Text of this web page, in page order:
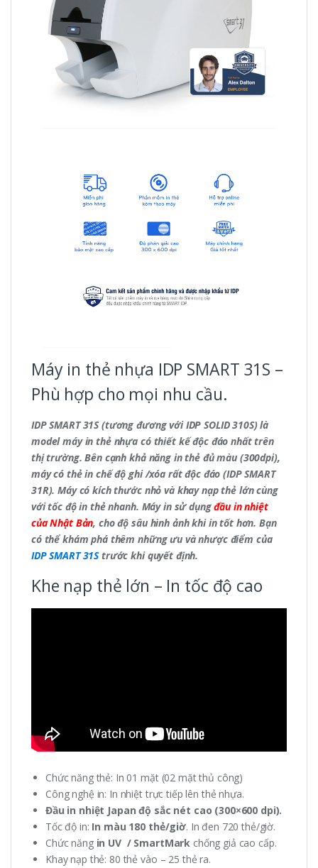
Máy in thẻ nhựa IDP SMART 31S –
Phù hợp cho mọi nhu cầu.
IDP SMART 31S(tương đương với IDP SOLID 310S)là
model máy in thẻ nhựa có thiết kế độc đáo nhất trên
thị trường. Bên cạnh khả năng in thẻ đủ màu (300dpi),
máy có thẻ in chế độ ghi /xóa rất độc đáo (IDP SMART
31R). Máy có kích thước nhỏ và khay nạp thẻ lớn cùng
với tốc độ in thẻ nhanh. Máy in sử dụngđầu in nhiệt
của Nhật Bản, cho độ sâu hình ảnh khi in tốt hơn. Bạn
có thể khám phá thêm những ưu và nhược điểm của
IDP SMART 31Strước khi quyết định.
Khe nạp thẻ lớn – In tốc độ cao
Chức năng thẻ: In 01 mặt (02 mặt thủ công)
Công nghệ in: In nhiệt trực tiếp lên thẻ nhựa.
Đầu in nhiệt Japan độ sắc nét cao (300×600 dpi).
Tốc độ in: In màu 180 thẻ/giờ. In đen 720 thẻ/giờ.
Chức năng in UV / SmartMark chống giả cao cấp.
Khay nạp thẻ: 80 thẻ vào – 25 thẻ ra.